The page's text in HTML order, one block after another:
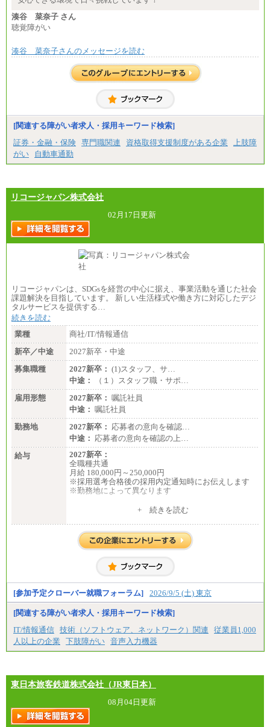
湊谷 菜奈子 さん
聴覚障がい
湊谷 菜奈子さんのメッセージを読む
[関連する障がい者求人・採用キーワード検索]
証券・金融・保険 専門職関連 資格取得支援制度がある企業
上肢障
がい
自動車通勤
リコージャパン株式会社
02月17日更新
リコージャパンは、SDGsを経営の中心に据え、事業活動を通じた社会
課題解決を目指しています。 新しい生活様式や働き方に対応したデジ
タルサービスを提供する…
続きを読む
業種
商社/IT/情報通信
新卒／中途
2027新卒・中途
募集職種
2027新卒： (1)スタッフ、サ…
中途：
（１）スタッフ職・サポ…
雇用形態
2027新卒： 嘱託社員
中途： 嘱託社員
勤務地
2027新卒： 応募者の意向を確認…
中途： 応募者の意向を確認の上…
給与
2027新卒：
全職種共通
月給 180,000円～250,000円
※採用選考合格後の採用内定通知時にお伝えします
※勤務地によって異なります
月給 200,000円～250,000円
入社時の処遇は経験・能力を考慮の上、当社規程に
より決定します。
お伝えします。
+ 続きを読む
[参加予定クローバー就職フォーラム] 2026/9/5 (土) 東京
[関連する障がい者求人・採用キーワード検索]
IT/情報通信 技術（ソフトウェア、ネットワーク）関連
従業員1,000
人以上の企業
下肢障がい 音声入力機器
東日本旅客鉄道株式会社（JR東日本）
08月04日更新